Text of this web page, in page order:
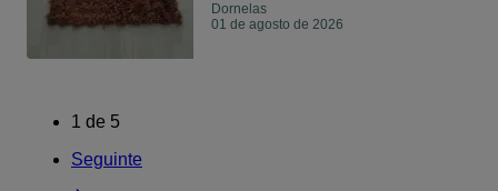
Dornelas
01 de agosto de 2026
1 de 5
Seguinte